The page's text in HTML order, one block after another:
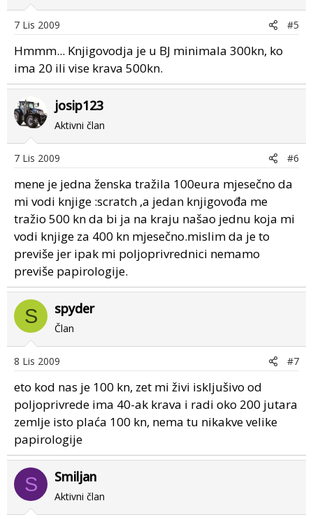
7 Lis 2009 #5
Hmmm... Knjigovodja je u BJ minimala 300kn, ko
ima 20 ili vise krava 500kn.
josip123
Aktivni član
7 Lis 2009 #6
mene je jedna ženska tražila 100eura mjesečno da
mi vodi knjige :scratch ,a jedan knjigovođa me
tražio 500 kn da bi ja na kraju našao jednu koja mi
vodi knjige za 400 kn mjesečno.mislim da je to
previše jer ipak mi poljoprivrednici nemamo
previše papirologije.
S spyder
Član
8 Lis 2009 #7
eto kod nas je 100 kn, zet mi živi iskljušivo od
poljoprivrede ima 40-ak krava i radi oko 200 jutara
zemlje isto plaća 100 kn, nema tu nikakve velike
papirologije
S Smiljan
Aktivni član